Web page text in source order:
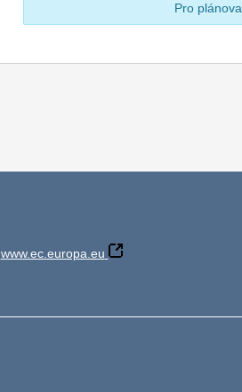
Pro
www.ec.europa.eu